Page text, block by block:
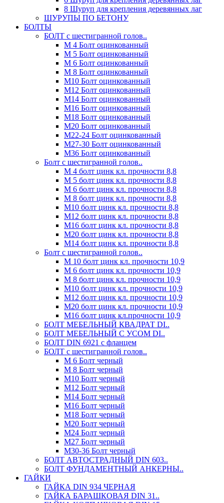
8 Шуруп для крепления деревянных лаг
ШУРУПЫ ПО БЕТОНУ
БОЛТЫ
БОЛТ с шестигранной голов..
М 4 Болт оцинкованный
М 5 Болт оцинкованный
М 6 Болт оцинкованный
М 8 Болт оцинкованный
М10 Болт оцинкованный
М12 Болт оцинкованный
М14 Болт оцинкованный
М16 Болт оцинкованный
М18 Болт оцинкованный
М20 Болт оцинкованный
М22-24 Болт оцинкованный
М27-30 Болт оцинкованный
М36 Болт оцинкованный
Болт с шестигранной голов..
М 4 болт цинк кл. прочности 8,8
М 5 болт цинк кл. прочности 8,8
М 6 болт цинк кл. прочности 8,8
М 8 болт цинк кл. прочности 8,8
М10 болт цинк кл. прочности 8,8
М12 болт цинк кл. прочности 8,8
М16 болт цинк кл. прочности 8,8
М20 болт цинк кл. прочности 8,8
М14 болт цинк кл. прочности 8,8
Болт с шестигранной голов..
М 10 болт цинк кл. прочности 10,9
М 6 болт цинк кл. прочности 10,9
М 8 болт цинк кл. прочности 10,9
М10 болт цинк кл. прочности 10,9
М12 болт цинк кл. прочности 10,9
М20 болт цинк кл. прочности 10,9
М16 болт цинк кл.прочности 10,9
БОЛТ МЕБЕЛЬНЫЙ КВАДРАТ DI..
БОЛТ МЕБЕЛЬНЫЙ С УСОМ DI..
БОЛТ DIN 6921 c фланцем
БОЛТ с шестигранной голов..
М 6 Болт черный
М 8 Болт черный
М10 Болт черный
М12 Болт черный
М14 Болт черный
М16 Болт черный
М18 Болт черный
М20 Болт черный
М24 Болт черный
М27 Болт черный
М30-36 Болт черный
БОЛТ АВТОСТРАДНЫЙ DIN 603..
БОЛТ ФУНДАМЕНТНЫЙ АНКЕРНЫ..
ГАЙКИ
ГАЙКА DIN 934 ЧЕРНАЯ
ГАЙКА БАРАШКОВАЯ DIN 31..